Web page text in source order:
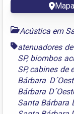
Mapa
Acústica em
atenuadores
SP, biombos
SP,cabines de
Bárbara
Bárbara
Santa Bárbara